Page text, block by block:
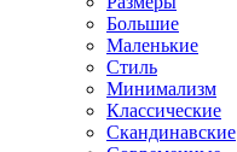
Большие
Маленькие
Стиль
Минимализм
Классические
Скандинавские